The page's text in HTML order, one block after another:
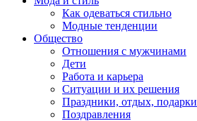
Как одеваться стильно
Модные тенденции
Общество
Отношения с мужчинами
Дети
Работа и карьера
Ситуации и их решения
Праздники, отдых, подарки
Поздравления